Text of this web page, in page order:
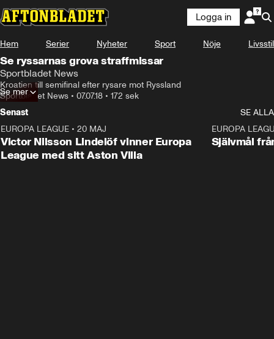
Logga in
Hem Serier Nyheter Sport Nöje Livsstil
Se ryssarnas grova straffmissar
Sportbladet News
Kroatien till semifinal efter rysare mot Ryssland
Sportbladet News • 07.07.18 • 172 sek
Se mer
Senast
SE ALLA
EUROPA LEAGUE • 20 MAJ
Victor Nilsson Lindelöf vinner Europa
League med sitt Aston Villa
EUROPA
Självmål